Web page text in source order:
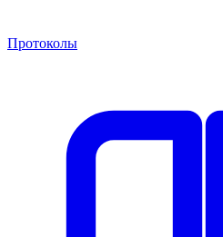
Протоколы